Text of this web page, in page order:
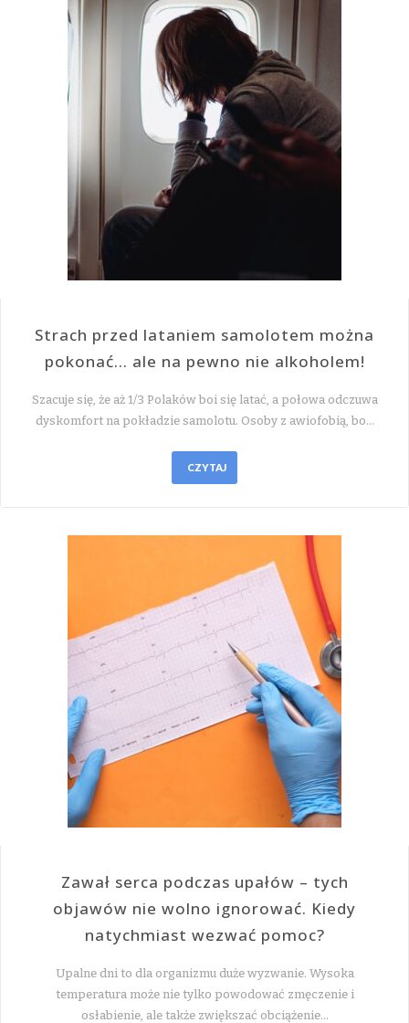
Strach przed lataniem samolotem można
pokonać… ale na pewno nie alkoholem!
Szacuje się, że aż 1/3 Polaków boi się latać, a połowa odczuwa
dyskomfort na pokładzie samolotu. Osoby z awiofobią, bo…
CZYTAJ
Zawał serca podczas upałów – tych
objawów nie wolno ignorować. Kiedy
natychmiast wezwać pomoc?
Upalne dni to dla organizmu duże wyzwanie. Wysoka
temperatura może nie tylko powodować zmęczenie i
osłabienie, ale także zwiększać obciążenie…